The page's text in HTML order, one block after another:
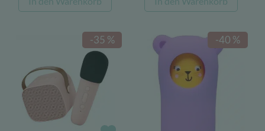
war: ist:
2,50 €0,87 €.
-35 % -40 %